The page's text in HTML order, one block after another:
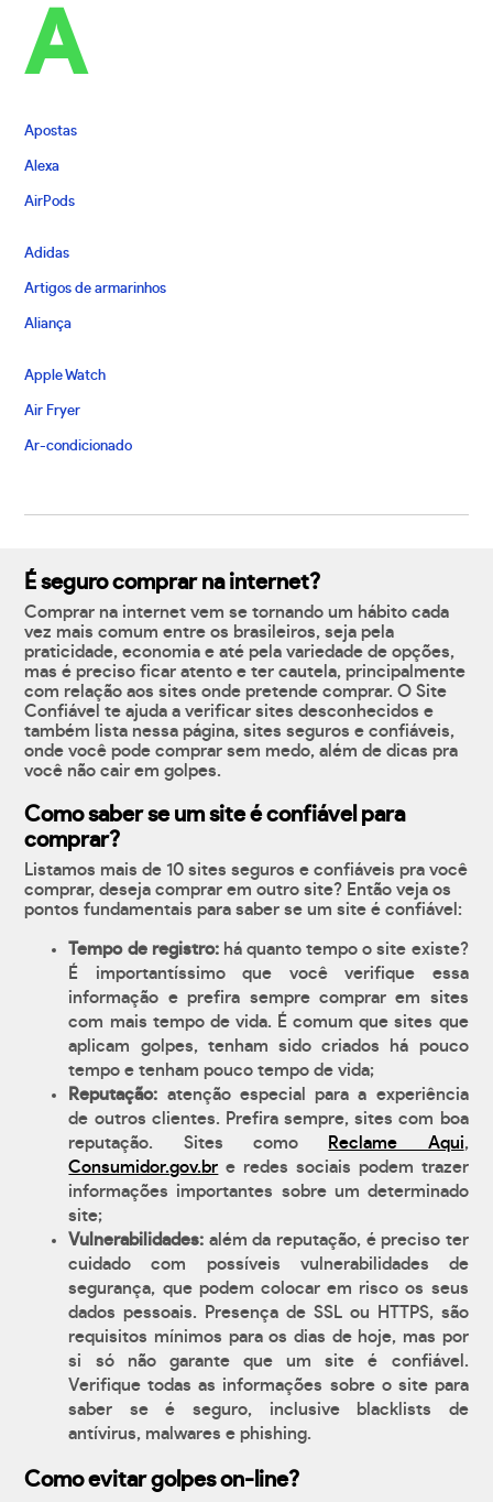
A
Apostas
Alexa
AirPods
Adidas
Artigos de armarinhos
Aliança
Apple Watch
Air Fryer
Ar-condicionado
É seguro comprar na internet?
Comprar na internet vem se tornando um hábito cada
vez mais comum entre os brasileiros, seja pela
praticidade, economia e até pela variedade de opções,
mas é preciso ficar atento e ter cautela, principalmente
com relação aos sites onde pretende comprar. O Site
Confiável te ajuda a verificar sites desconhecidos e
também lista nessa página, sites seguros e confiáveis,
onde você pode comprar sem medo, além de dicas pra
você não cair em golpes.
Como saber se um site é confiável para
comprar?
Listamos mais de 10 sites seguros e confiáveis pra você
comprar, deseja comprar em outro site? Então veja os
pontos fundamentais para saber se um site é confiável:
Tempo de registro:há quanto tempo o site existe?
É importantíssimo que você verifique essa
informação e prefira sempre comprar em sites
com mais tempo de vida. É comum que sites que
aplicam golpes, tenham sido criados há pouco
tempo e tenham pouco tempo de vida;
Reputação: atenção especial para a experiência
de outros clientes. Prefira sempre, sites com boa
reputação. Sites como
Reclame Aqui,
Consumidor.gov.br e redes sociais podem trazer
informações importantes sobre um determinado
site;
Vulnerabilidades: além da reputação, é preciso ter
cuidado com possíveis vulnerabilidades de
segurança, que podem colocar em risco os seus
dados pessoais. Presença de SSL ou HTTPS, são
requisitos mínimos para os dias de hoje, mas por
si só não garante que um site é confiável.
Verifique todas as informações sobre o site para
saber se é seguro, inclusive blacklists de
antívirus, malwares e phishing.
Como evitar golpes on-line?